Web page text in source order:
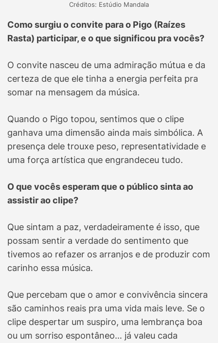
Créditos: Estúdio Mandala
Como surgiu o convite para o Pigo (Raízes
Rasta) participar, e o que significou pra vocês?
O convite nasceu de uma admiração mútua e da
certeza de que ele tinha a energia perfeita pra
somar na mensagem da música.
Quando o Pigo topou, sentimos que o clipe
ganhava uma dimensão ainda mais simbólica. A
presença dele trouxe peso, representatividade e
uma força artística que engrandeceu tudo.
O que vocês esperam que o público sinta ao
assistir ao clipe?
Que sintam a paz, verdadeiramente é isso, que
possam sentir a verdade do sentimento que
tivemos ao refazer os arranjos e de produzir com
carinho essa música.
Que percebam que o amor e convivência sincera
são caminhos reais pra uma vida mais leve. Se o
clipe despertar um suspiro, uma lembrança boa
ou um sorriso espontâneo… já valeu cada